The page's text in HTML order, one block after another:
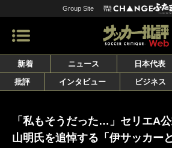
Group Site
新着 ニュース 日本代表
批評
インタビュー ビジネス
「私もそうだった…」セリエA
山明氏を追悼する「伊サッカー